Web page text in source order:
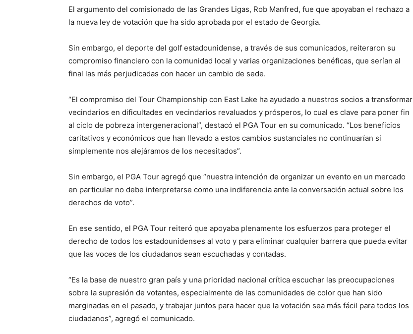
El argumento del comisionado de las Grandes Ligas, Rob Manfred, fue que apoyaban el rechazo a
la nueva ley de votación que ha sido aprobada por el estado de Georgia.
Sin embargo, el deporte del golf estadounidense, a través de sus comunicados, reiteraron su
compromiso financiero con la comunidad local y varias organizaciones benéficas, que serían al
final las más perjudicadas con hacer un cambio de sede.
“El compromiso del Tour Championship con East Lake ha ayudado a nuestros socios a transformar
vecindarios en dificultades en vecindarios revaluados y prósperos, lo cual es clave para poner fin
al ciclo de pobreza intergeneracional”, destacó el PGA Tour en su comunicado. “Los beneficios
caritativos y económicos que han llevado a estos cambios sustanciales no continuarían si
simplemente nos alejáramos de los necesitados”.
Sin embargo, el PGA Tour agregó que “nuestra intención de organizar un evento en un mercado
en particular no debe interpretarse como una indiferencia ante la conversación actual sobre los
derechos de voto”.
En ese sentido, el PGA Tour reiteró que apoyaba plenamente los esfuerzos para proteger el
derecho de todos los estadounidenses al voto y para eliminar cualquier barrera que pueda evitar
que las voces de los ciudadanos sean escuchadas y contadas.
“Es la base de nuestro gran país y una prioridad nacional crítica escuchar las preocupaciones
sobre la supresión de votantes, especialmente de las comunidades de color que han sido
marginadas en el pasado, y trabajar juntos para hacer que la votación sea más fácil para todos los
ciudadanos”, agregó el comunicado.